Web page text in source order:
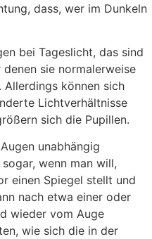
dass, wer im Dunkeln
bei Tageslicht, das sind
sie normalerweise
können sich
Lichtverhältnisse
sich die Pupillen.
unabhängig
wenn man will,
einen Spiegel stellt und
nach etwa einer oder
wieder vom Auge
wie sich die in der